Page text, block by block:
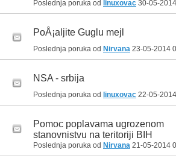
Poslednja poruka od linuxovac 30-05-2014
PoÅ¡aljite Guglu mejl
Poslednja poruka od Nirvana 23-05-2014
NSA - srbija
Poslednja poruka od linuxovac 22-05-2014
Pomoc poplavama ugrozenom
stanovnistvu na teritoriji BIH
Poslednja poruka od Nirvana 21-05-2014